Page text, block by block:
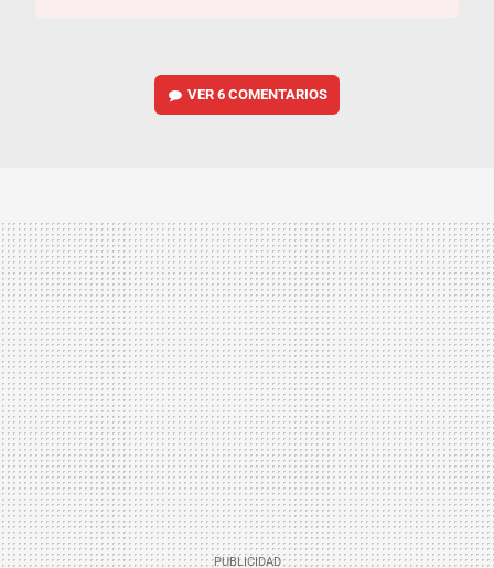
VER6 COMENTARIOS